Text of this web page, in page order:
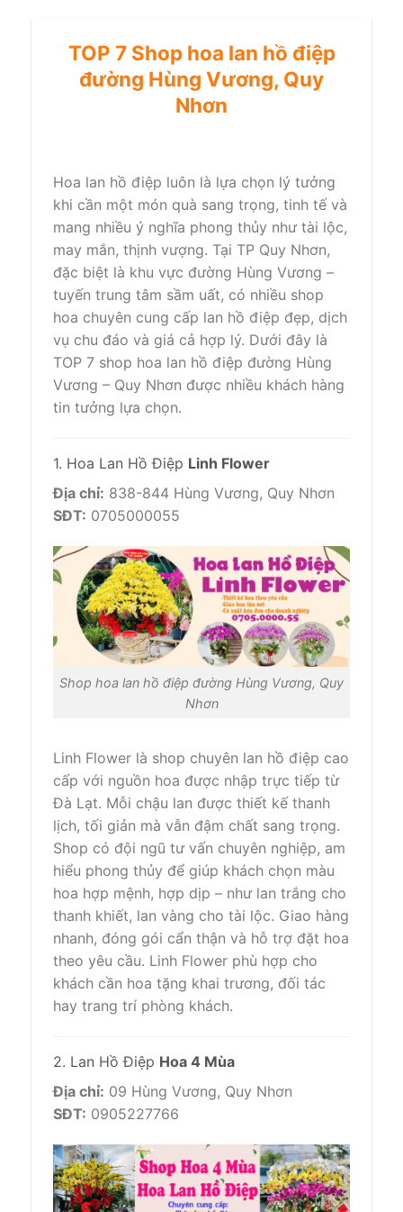
TOP 7 Shop hoa lan hồ điệp
đường Hùng Vương, Quy
Nhơn
Hoa lan hồ điệp luôn là lựa chọn lý tưởng
khi cần một món quà sang trọng, tinh tế và
mang nhiều ý nghĩa phong thủy như tài lộc,
may mắn, thịnh vượng. Tại TP Quy Nhơn,
đặc biệt là khu vực đường Hùng Vương –
tuyến trung tâm sầm uất, có nhiều shop
hoa chuyên cung cấp lan hồ điệp đẹp, dịch
vụ chu đáo và giá cả hợp lý. Dưới đây là
TOP 7 shop hoa lan hồ điệp đường Hùng
Vương – Quy Nhơn được nhiều khách hàng
tin tưởng lựa chọn.
1. Hoa Lan Hồ Điệp Linh Flower
Địa chỉ: 838-844 Hùng Vương, Quy Nhơn
SĐT: 0705000055
Shop hoa lan hồ điệp đường Hùng Vương, Quy
Nhơn
Linh Flower là shop chuyên lan hồ điệp cao
cấp với nguồn hoa được nhập trực tiếp từ
Đà Lạt. Mỗi chậu lan được thiết kế thanh
lịch, tối giản mà vẫn đậm chất sang trọng.
Shop có đội ngũ tư vấn chuyên nghiệp, am
hiểu phong thủy để giúp khách chọn màu
hoa hợp mệnh, hợp dịp – như lan trắng cho
thanh khiết, lan vàng cho tài lộc. Giao hàng
nhanh, đóng gói cẩn thận và hỗ trợ đặt hoa
theo yêu cầu. Linh Flower phù hợp cho
khách cần hoa tặng khai trương, đối tác
hay trang trí phòng khách.
2. Lan Hồ Điệp Hoa 4 Mùa
Địa chỉ: 09 Hùng Vương, Quy Nhơn
SĐT: 0905227766